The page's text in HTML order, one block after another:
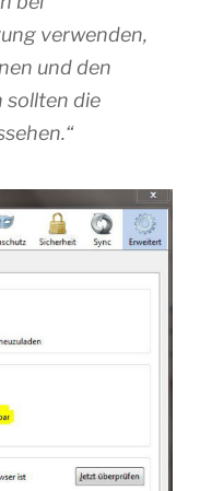
verwenden,
und den
sollten die